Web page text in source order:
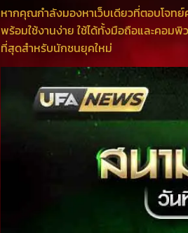
หากคุณกำลังมองหาเว็บเดียวที่ตอบโจท
พร้อมใช้งานง่าย ใช้ได้ทั้งมือถือและคอมพิ
ที่สุดสำหรับนักชนยุคใหม่